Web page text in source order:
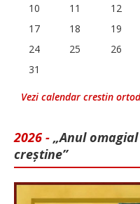
10
11 12
17
18 19
24
25 26
31
Vezi calendar crestin
2026 - „Anul
creștine”